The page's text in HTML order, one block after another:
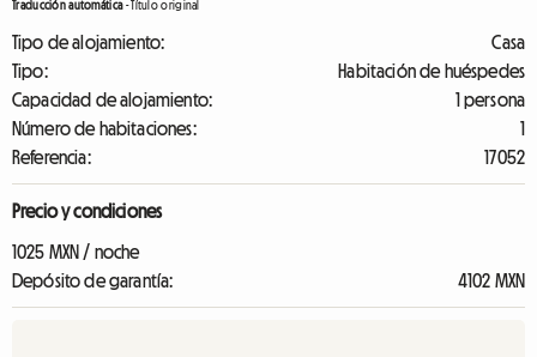
Traducción automática-Título original
Tipo de alojamiento:
Casa
Tipo:
Habitación de huéspedes
Capacidad de alojamiento:
1 persona
Número de habitaciones:
1
Referencia:
17052
Precio y condiciones
1025 MXN / noche
Depósito de garantía:
4102 MXN